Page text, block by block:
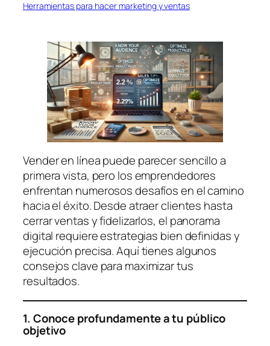
Herramientas para hacer marketing y ventas
Vender en línea puede parecer sencillo a
primera vista, pero los emprendedores
enfrentan numerosos desafíos en el camino
hacia el éxito. Desde atraer clientes hasta
cerrar ventas y fidelizarlos, el panorama
digital requiere estrategias bien definidas y
ejecución precisa. Aquí tienes algunos
consejos clave para maximizar tus
resultados.
1. Conoce profundamente a tu público
objetivo